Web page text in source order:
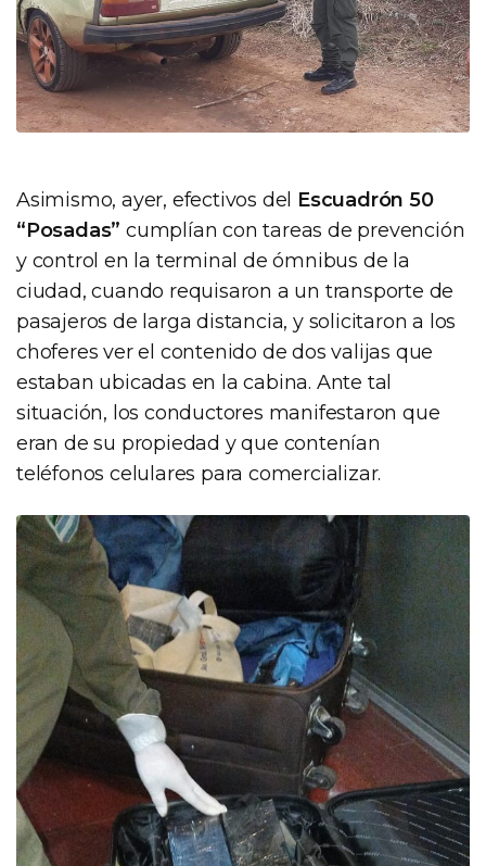
Asimismo, ayer, efectivos del Escuadrón 50
“Posadas” cumplían con tareas de prevención
y control en la terminal de ómnibus de la
ciudad, cuando requisaron a un transporte de
pasajeros de larga distancia, y solicitaron a los
choferes ver el contenido de dos valijas que
estaban ubicadas en la cabina. Ante tal
situación, los conductores manifestaron que
eran de su propiedad y que contenían
teléfonos celulares para comercializar.